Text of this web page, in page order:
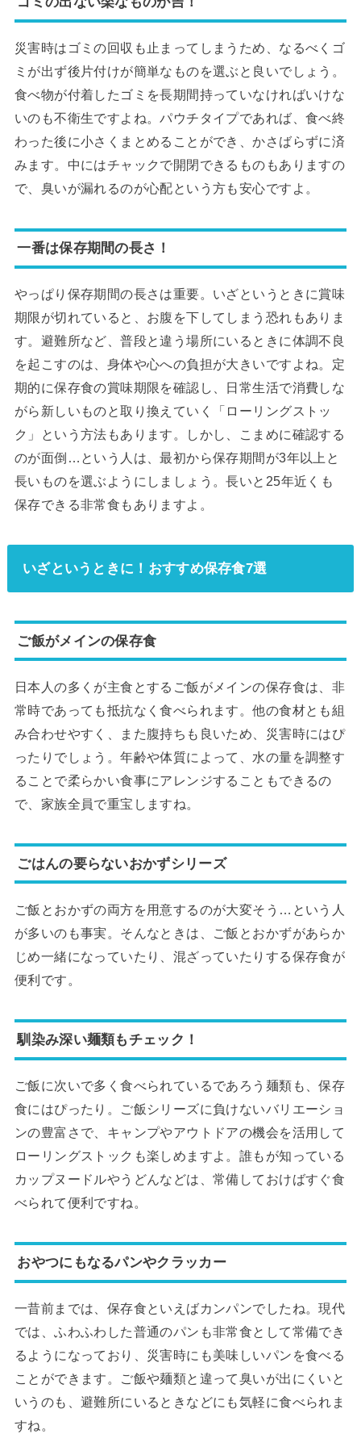
災害時はゴミの回収も止まってしまうため、なるべくゴ
ミが出ず後片付けが簡単なものを選ぶと良いでしょう。
食べ物が付着したゴミを長期間持っていなければいけな
いのも不衛生ですよね。パウチタイプであれば、食べ終
わった後に小さくまとめることができ、かさばらずに済
みます。中にはチャックで開閉できるものもありますの
で、臭いが漏れるのが心配という方も安心ですよ。
一番は保存期間の長さ！
やっぱり保存期間の長さは重要。いざというときに賞味
期限が切れていると、お腹を下してしまう恐れもありま
す。避難所など、普段と違う場所にいるときに体調不良
を起こすのは、身体や心への負担が大きいですよね。定
期的に保存食の賞味期限を確認し、日常生活で消費しな
がら新しいものと取り換えていく「ローリングストッ
ク」という方法もあります。しかし、こまめに確認する
のが面倒…という人は、最初から保存期間が3年以上と
長いものを選ぶようにしましょう。長いと25年近くも
保存できる非常食もありますよ。
いざというときに！おすすめ保存食7選
ご飯がメインの保存食
日本人の多くが主食とするご飯がメインの保存食は、非
常時であっても抵抗なく食べられます。他の食材とも組
み合わせやすく、また腹持ちも良いため、災害時にはぴ
ったりでしょう。年齢や体質によって、水の量を調整す
ることで柔らかい食事にアレンジすることもできるの
で、家族全員で重宝しますね。
ごはんの要らないおかずシリーズ
ご飯とおかずの両方を用意するのが大変そう…という人
が多いのも事実。そんなときは、ご飯とおかずがあらか
じめ一緒になっていたり、混ざっていたりする保存食が
便利です。
馴染み深い麺類もチェック！
ご飯に次いで多く食べられているであろう麺類も、保存
食にはぴったり。ご飯シリーズに負けないバリエーショ
ンの豊富さで、キャンプやアウトドアの機会を活用して
ローリングストックも楽しめますよ。誰もが知っている
カップヌードルやうどんなどは、常備しておけばすぐ食
べられて便利ですね。
おやつにもなるパンやクラッカー
一昔前までは、保存食といえばカンパンでしたね。現代
では、ふわふわした普通のパンも非常食として常備でき
るようになっており、災害時にも美味しいパンを食べる
ことができます。ご飯や麺類と違って臭いが出にくいと
いうのも、避難所にいるときなどにも気軽に食べられま
すね。